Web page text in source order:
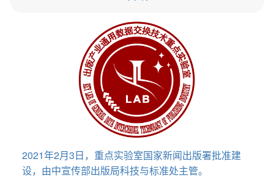
2021年2月3日，重点实验室国家新闻出版署批准建
设，由中宣传部出版局科技与标准处主管。